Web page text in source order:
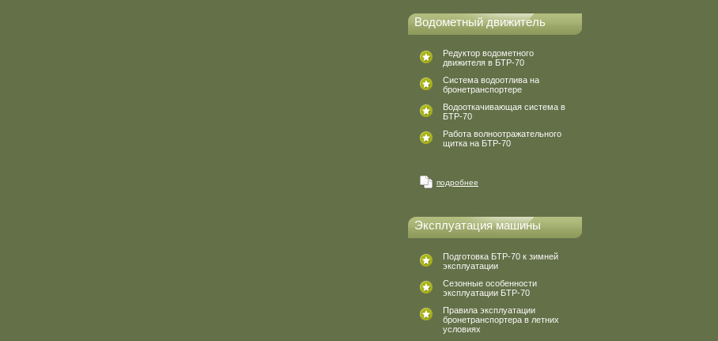
Водометный движитель
Редуктор водометного
движителя в БТР-70
Система водоотлива на
бронетранспортере
Водооткачивающая система в
БТР-70
Работа волноотражательного
щитка на БТР-70
подробнее
Эксплуатация машины
Подготовка БТР-70 к зимней
эксплуатации
Сезонные особенности
эксплуатации БТР-70
Правила эксплуатации
бронетранспортера в летних
условиях